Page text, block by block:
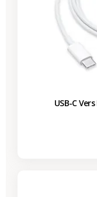
USB-C